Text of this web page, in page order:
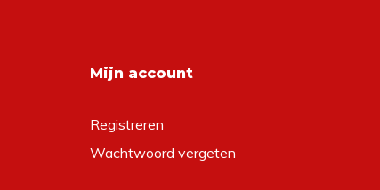
Mijn account
Registreren
Wachtwoord vergeten